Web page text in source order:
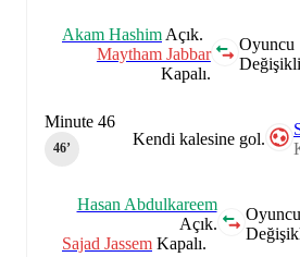
Oyuncu
Akam Hashim Açık.
Maytham Jabbar
Kapalı.
Kendi kalesine gol.
Minute 46
46‎’‎
Oyuncu
Hasan Abdulkareem
Açık.
Sajad Jassem Kapalı.